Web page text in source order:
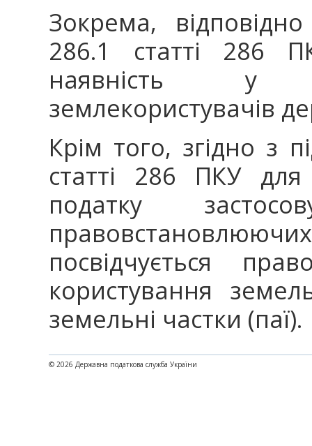
Зокрема,
286.1 статті 286
наявність у
землекористувачів
Крім того, згідно з
статті 286 ПКУ
податку
посвідчується
користування
земельні частки (паї).
© 2026 Державна податкова служба України